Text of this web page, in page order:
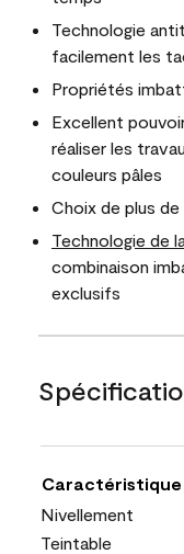
Technologie
facilement les
Propriétés
Excellent
réaliser les
couleurs pâles
Choix de plus
Technologie de
combinaison
exclusifs
Caractéristique
Nivellement
Teintable